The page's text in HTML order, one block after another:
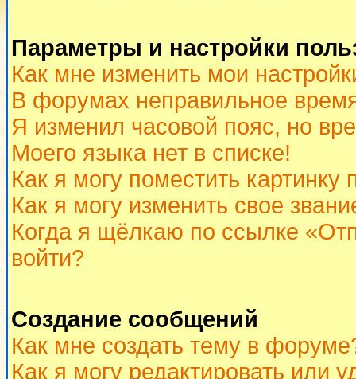
Параметры и настройки
Как мне изменить мои
В форумах неправильное
Я изменил часовой пояс, но
Моего языка нет в списке!
Как я могу поместить
Как я могу изменить свое
Когда я щёлкаю по ссылке
войти?
Создание сообщений
Как мне создать тему в
Как я могу редактировать или